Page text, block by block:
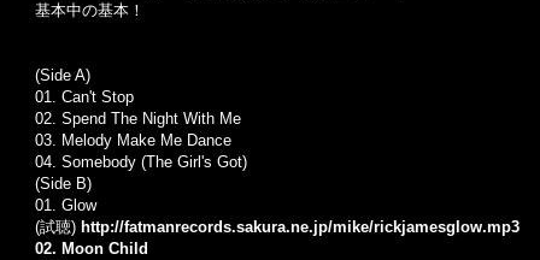
基本中の基本！
(Side A)
01. Can't Stop
02. Spend The Night With Me
03. Melody Make Me Dance
04. Somebody (The Girl's Got)
(Side B)
01. Glow
(試聴) http://fatmanrecords.sakura.ne.jp/mike/rickjamesglow.mp3
02. Moon Child